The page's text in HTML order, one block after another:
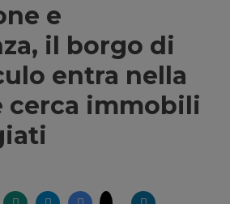
e
il borgo di
entra nella
cerca immobili